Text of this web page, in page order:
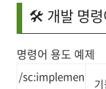
🛠️ 개발 명령
명령어 용도 예제
/sc:implemen